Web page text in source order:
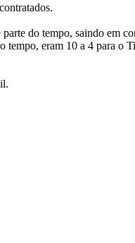
do tempo, saindo em
eram 10 a 4 para o